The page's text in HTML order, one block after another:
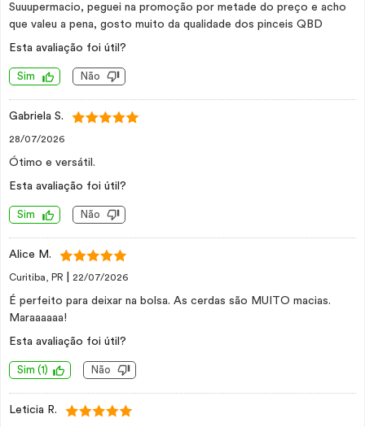
Suuupermacio, peguei na promoção por metade do preço e acho
que valeu a pena, gosto muito da qualidade dos pinceis QBD
Esta avaliação foi útil?
Sim Não
Gabriela S.
28/07/2026
Ótimo e versátil.
Esta avaliação foi útil?
Sim Não
Alice M.
Curitiba, PR 22/07/2026
É perfeito para deixar na bolsa. As cerdas são MUITO macias.
Maraaaaaa!
Esta avaliação foi útil?
Sim (1) Não
Leticia R.